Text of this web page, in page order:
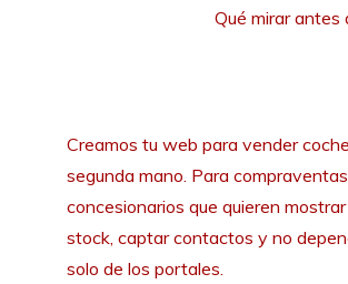
Qué mirar antes
Creamos tu web para vender
segunda mano. Para
concesionarios que quieren mostrar
stock, captar contactos y no
solo de los portales.